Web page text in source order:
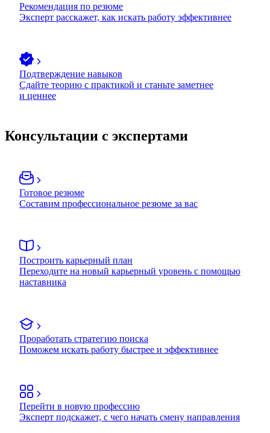
Рекомендация по резюме
Эксперт расскажет, как искать работу эффективнее
Подтверждение навыков
Сдайте теорию с практикой и станьте заметнее
и ценнее
Консультации с экспертами
Готовое резюме
Составим профессиональное резюме за вас
Построить карьерный план
Переходите на новый карьерный уровень с помощью
наставника
Проработать стратегию поиска
Поможем искать работу быстрее и эффективнее
Перейти в новую профессию
Эксперт подскажет, с чего начать смену направления